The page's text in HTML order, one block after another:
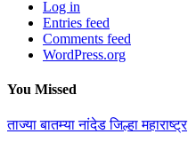
Log in
Entries feed
Comments feed
WordPress.org
You Missed
ताज्या बातम्यानांदेड जिल्हामहाराष्ट्र